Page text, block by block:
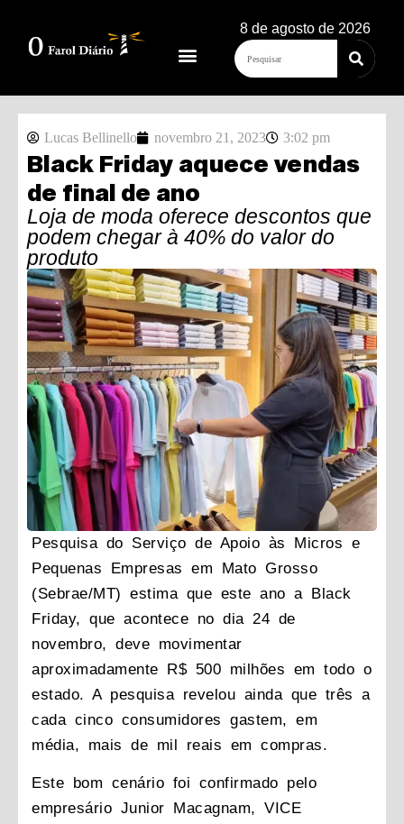
8 de agosto de 2026
Lucas Bellinello novembro 21, 2023 3:02 pm
Black Friday aquece vendas
de final de ano
Loja de moda oferece descontos que
podem chegar à 40% do valor do
produto
Pesquisa do Serviço de Apoio às Micros e
Pequenas Empresas em Mato Grosso
(Sebrae/MT) estima que este ano a Black
Friday, que acontece no dia 24 de
novembro, deve movimentar
aproximadamente R$ 500 milhões em todo o
estado. A pesquisa revelou ainda que três a
cada cinco consumidores gastem, em
média, mais de mil reais em compras.
Este bom cenário foi confirmado pelo
empresário Junior Macagnam, VICE